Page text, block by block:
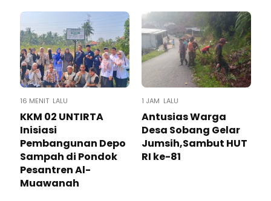
16 MENIT LALU
KKM 02 UNTIRTA
Inisiasi
Pembangunan Depo
Sampah di Pondok
Pesantren Al-
Muawanah
1 JAM LALU
Antusias Warga
Desa Sobang Gelar
Jumsih,Sambut HUT
RI ke-81